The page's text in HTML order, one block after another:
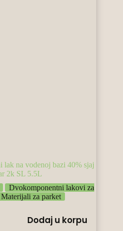
lak na vodenoj bazi 40% sjaj
2k SL 5.5L
Dvokomponentni lakovi za
Materijali za parket
Dodaj u korpu